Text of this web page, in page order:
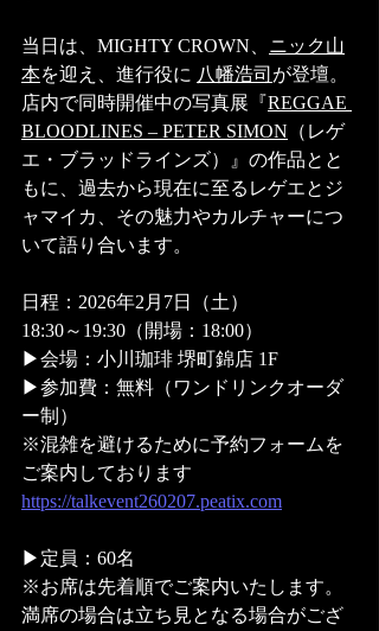
当日は、MIGHTY CROWN、 ニック山
本を迎え、進行役に 八幡浩司 が登壇。
店内で同時開催中の写真展『REGGAE
BLOODLINES – PETER SIMON （レゲ
エ・ブラッドラインズ）』の作品とと
もに、過去から現在に至るレゲエとジ
ャマイカ、その魅力やカルチャーにつ
いて語り合います。
日程：2026年2月7日（土）
18:30～19:30（開場：18:00）
▶︎会場：小川珈琲 堺町錦店 1F
▶︎参加費：無料（ワンドリンクオーダ
ー制）
※混雑を避けるために予約フォームを
ご案内しております
https://talkevent260207.peatix.com
▶︎定員：60名
※お席は先着順でご案内いたします。
満席の場合は立ち見となる場合がござ